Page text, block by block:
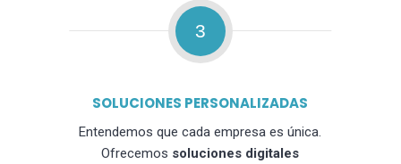
3
SOLUCIONES PERSONALIZADAS
Entendemos que cada empresa es única.
Ofrecemos soluciones digitales